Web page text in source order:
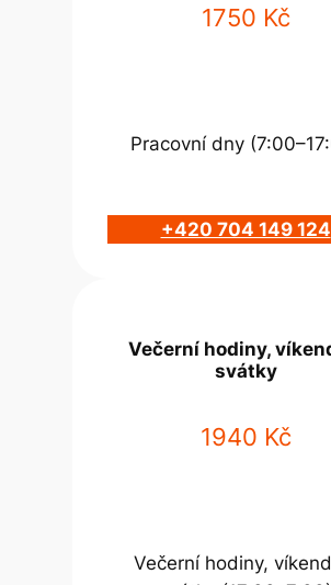
1750 Kč
Pracovní dny
+420 704 149 124
Večerní hodiny,
svátky
1940 Kč
Večerní hodiny,